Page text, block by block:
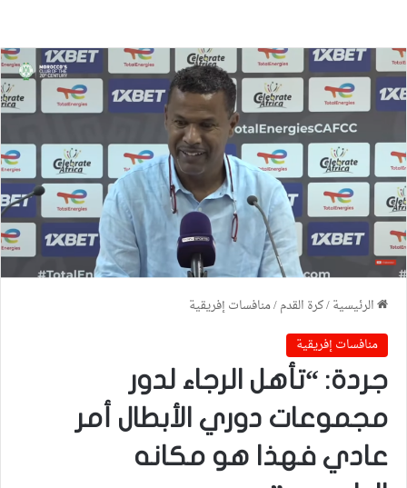
الرئيسية/كرة القدم/منافسات إفريقية
منافسات إفريقية
جردة: “تأهل الرجاء لدور
مجموعات دوري الأبطال أمر
عادي فهذا هو مكانه